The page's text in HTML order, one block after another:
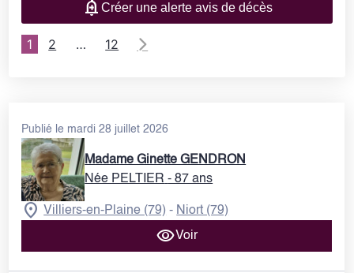
Créer une alerte avis de décès
1 2 … 12
Publié le mardi 28 juillet 2026
Madame Ginette GENDRON
Née PELTIER - 87 ans
Villiers-en-Plaine (79) - Niort (79)
Voir